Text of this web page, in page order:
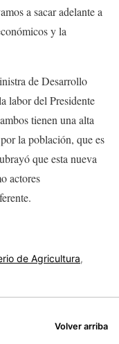
a sacar adelante a
y la
de Desarrollo
labor del Presidente
tienen una alta
la población, que es
que esta nueva
actores
de Agricultura,
Volver arriba